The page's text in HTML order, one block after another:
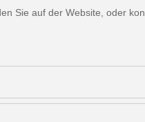
Sie auf der Website, oder